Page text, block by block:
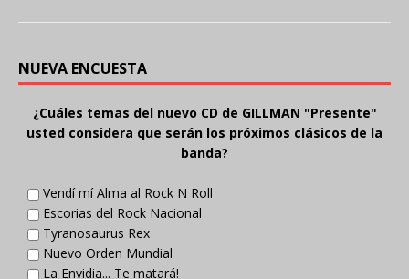
NUEVA ENCUESTA
¿Cuáles temas del nuevo CD de GILLMAN "Presente"
usted considera que serán los próximos clásicos de la
banda?
Vendí mí Alma al Rock N Roll
Escorias del Rock Nacional
Tyranosaurus Rex
Nuevo Orden Mundial
La Envidia... Te matará!